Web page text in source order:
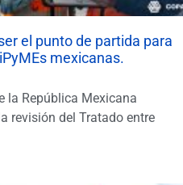
el punto de partida para
mexicanas.
la República Mexicana
revisión del Tratado entre